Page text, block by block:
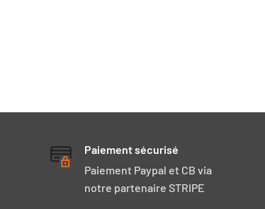
Paiement sécurisé
Paiement Paypal et CB via
notre partenaire STRIPE